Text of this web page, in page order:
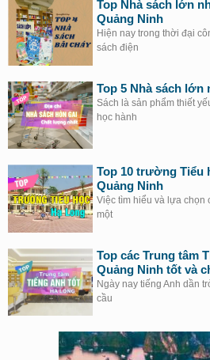
Top Nhà sách lớn
Quảng Ninh
Hiện nay trong thời đại
sách điện
Top 5 Nhà sách lớn
Sách là sản phẩm thiết
học hành
Top 10 trường Tiểu
Quảng Ninh
Việc tìm hiểu và lựa chọn
một
Top các Trung tâm
Quảng Ninh tốt và
Ngày nay tiếng Anh dần
cầu